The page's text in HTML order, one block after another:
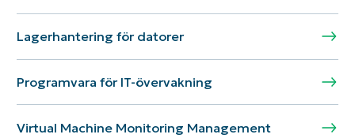
Lagerhantering för datorer
Programvara för IT-övervakning
Virtual Machine Monitoring Management